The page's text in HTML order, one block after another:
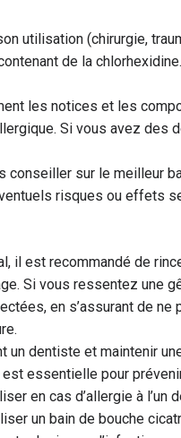
utilisation (chirurgie,
de la
les notices et les
Si vous avez
conseiller sur le meilleur
risques ou effets
il est recommandé de
Si vous ressentez une
en s’assurant de ne
un dentiste et maintenir
est essentielle pour
en cas d’allergie à
un bain de bouche